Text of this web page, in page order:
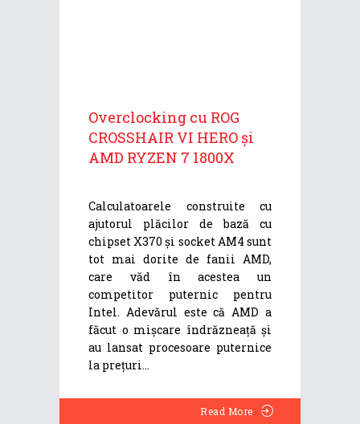
Overclocking cu ROG
CROSSHAIR VI HERO și
AMD RYZEN 7 1800X
Calculatoarele construite cu
ajutorul plăcilor de bază cu
chipset X370 și socket AM4 sunt
tot mai dorite de fanii AMD,
care văd în acestea un
competitor puternic pentru
Intel. Adevărul este că AMD a
făcut o mișcare îndrăzneață și
au lansat procesoare puternice
la prețuri
Read More